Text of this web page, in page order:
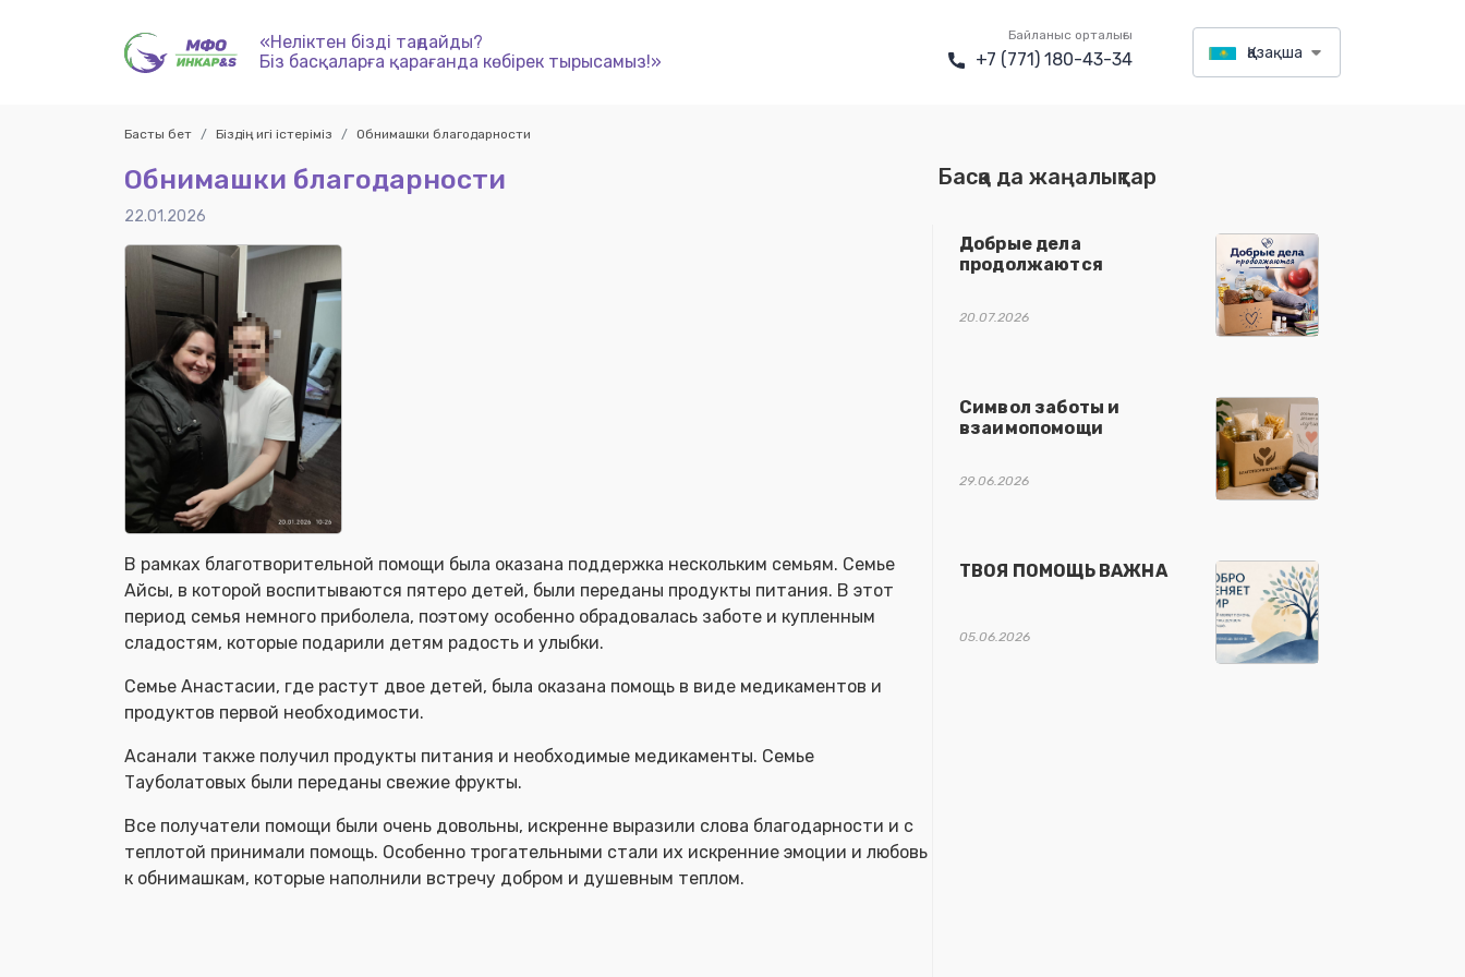
«Неліктен бізді таңдайды?
Біз басқаларға қарағанда көбірек тырысамыз!»
Байланыс орталығы
+7 (771) 180-43-34 Қазақша
Басты бет Біздің игі істеріміз Обнимашки благодарности
Обнимашки благодарности
22.01.2026
В рамках благотворительной помощи была оказана поддержка нескольким семьям. Семье
Айсы, в которой воспитываются пятеро детей, были переданы продукты питания. В этот
период семья немного приболела, поэтому особенно обрадовалась заботе и купленным
сладостям, которые подарили детям радость и улыбки.
Семье Анастасии, где растут двое детей, была оказана помощь в виде медикаментов и
продуктов первой необходимости.
Асанали также получил продукты питания и необходимые медикаменты. Семье
Тауболатовых были переданы свежие фрукты.
Все получатели помощи были очень довольны, искренне выразили слова благодарности и с
теплотой принимали помощь. Особенно трогательными стали их искренние эмоции и любовь
к обнимашкам, которые наполнили встречу добром и душевным теплом.
Басқа да жаңалықтар
Добрые дела
продолжаются
20.07.2026
Символ заботы и
взаимопомощи
29.06.2026
ТВОЯ ПОМОЩЬ ВАЖНА
05.06.2026